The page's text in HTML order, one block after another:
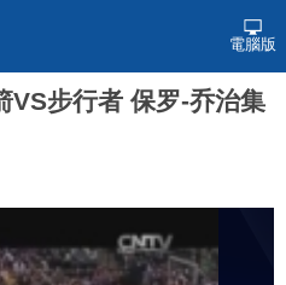
電腦版
VS步行者 保罗-乔治集